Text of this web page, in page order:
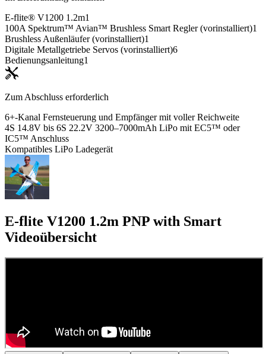
E-flite® V1200 1.2m1
100A Spektrum™ Avian™ Brushless Smart Regler (vorinstalliert)1
Brushless Außenläufer (vorinstalliert)1
Digitale Metallgetriebe Servos (vorinstalliert)6
Bedienungsanleitung1
Zum Abschluss erforderlich
6+-Kanal Fernsteuerung und Empfänger mit voller Reichweite
4S 14.8V bis 6S 22.2V 3200–7000mAh LiPo mit EC5™ oder
IC5™ Anschluss
Kompatibles LiPo Ladegerät
E-flite V1200 1.2m PNP with Smart
Videoübersicht